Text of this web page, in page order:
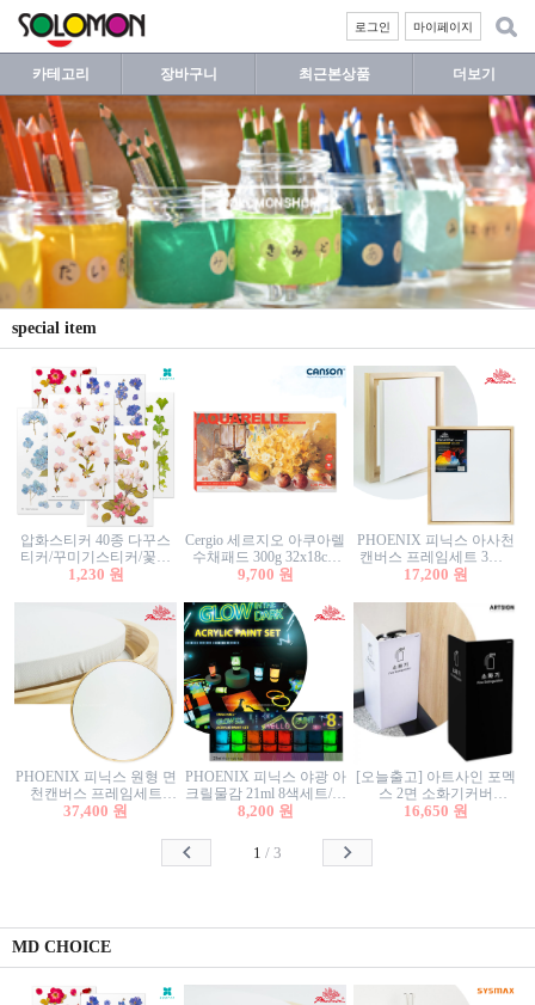
마이페이지
로그인
카테고리 장바구니 최근본상품 더보기
special item
압화스티커 40종 다꾸스
티커/꾸미기스티커/꽃스
티커/압화꽃책갈피/팬시
1,230 원
Cergio 세르지오 아쿠아렐
수채패드 300g 32x18cm
12매 1면제본
9,700 원
PHOENIX 피닉스 아사천
캔버스 프레임세트 3호F
27.3x22cm 캔버스와 올림
17,200 원
PHOENIX 피닉스 원형 면
천캔버스 프레임세트
40cm/원형캔버스/플로팅
37,400 원
PHOENIX 피닉스 야광 아
크릴물감 21ml 8색세트/야
광물감
8,200 원
[오늘출고] 아트사인 포멕
스 2면 소화기커버
1470/1471/소화기커버/소
함/소화기거치대/소화기
16,650 원
1 / 3
MD CHOICE